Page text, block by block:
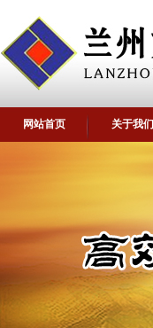
网站首页 关于我们